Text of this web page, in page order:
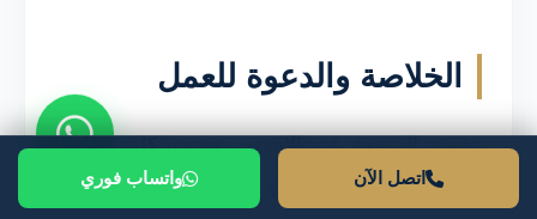
الخلاصة والدعوة للعمل
تشويه السمعة عبر الإنترنت هو مشكلة متزايدة
تواجه العديد من الأفراد والشركات في العصر
اتصل الآن واتساب فوري